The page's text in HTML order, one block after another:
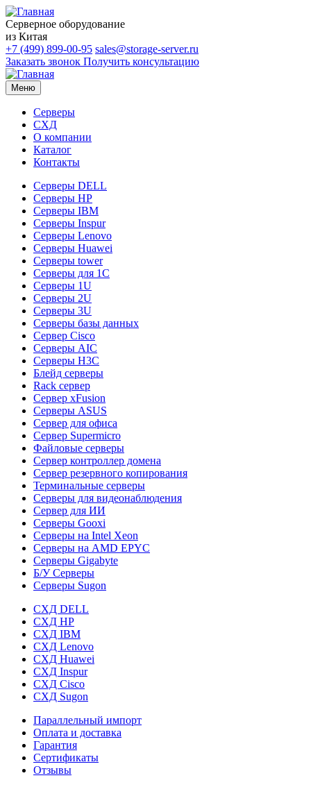
Серверное оборудование
из Китая
+7 (499) 899-00-95 sales@storage-server.ru
Заказать звонок Получить консультацию
Меню
Серверы
СХД
О компании
Каталог
Контакты
Серверы DELL
Серверы HP
Серверы IBM
Серверы Inspur
Серверы Lenovo
Серверы Huawei
Серверы tower
Серверы для 1C
Серверы 1U
Серверы 2U
Серверы 3U
Серверы базы данных
Сервер Cisco
Серверы AIC
Серверы H3C
Блейд серверы
Rack сервер
Сервер xFusion
Серверы ASUS
Сервер для офиса
Сервер Supermicro
Файловые серверы
Сервер контроллер домена
Сервер резервного копирования
Терминальные серверы
Серверы для видеонаблюдения
Сервер для ИИ
Серверы Gooxi
Серверы на Intel Xeon
Серверы на AMD EPYC
Серверы Gigabyte
Б/У Серверы
Серверы Sugon
СХД DELL
СХД HP
СХД IBM
СХД Lenovo
СХД Huawei
СХД Inspur
СХД Cisco
СХД Sugon
Параллельный импорт
Оплата и доставка
Гарантия
Сертификаты
Отзывы